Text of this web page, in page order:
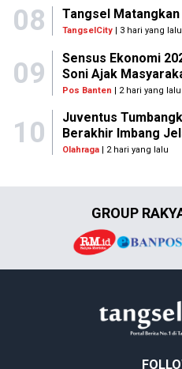
08 Tangsel
TangselCity | 3 hari yang lalu
09
Sensus Ekonomi
Soni Ajak
Pos Banten | 2 hari yang lalu
10
Juventus
Berakhir Imbang
Olahraga| 2 hari yang lalu
GROUP